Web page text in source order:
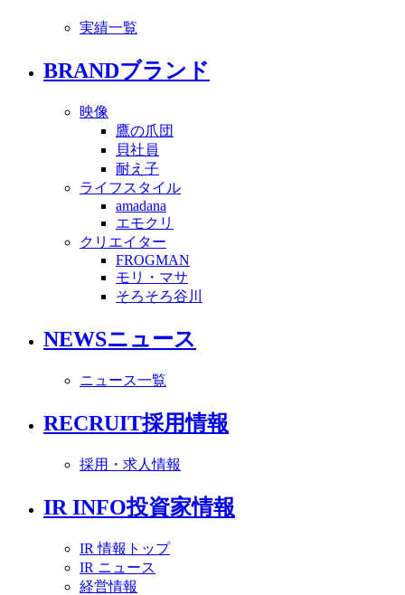
実績一覧
BRANDブランド
映像
鷹の爪団
貝社員
耐え子
ライフスタイル
amadana
エモクリ
クリエイター
FROGMAN
モリ・マサ
そろそろ谷川
NEWSニュース
ニュース一覧
RECRUIT採用情報
採用・求人情報
IR INFO投資家情報
IR 情報トップ
IR ニュース
経営情報